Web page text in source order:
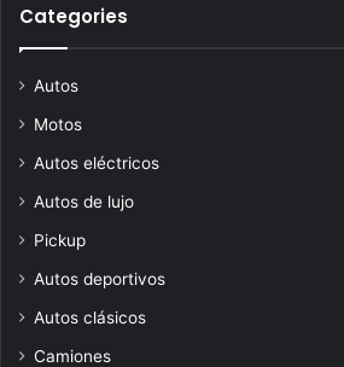
Categories
Autos
Motos
Autos eléctricos
Autos de lujo
Pickup
Autos deportivos
Autos clásicos
Camiones